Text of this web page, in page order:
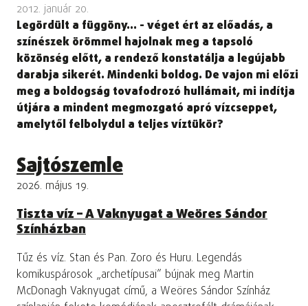
2012. január 20.
Legördült a függöny… - véget ért az előadás, a
színészek örömmel hajolnak meg a tapsoló
közönség előtt, a rendező konstatálja a legújabb
darabja sikerét. Mindenki boldog. De vajon mi előzi
meg a boldogság tovafodrozó hullámait, mi indítja
útjára a mindent megmozgató apró vízcseppet,
amelytől felbolydul a teljes víztükör?
Sajtószemle
2026. május 19.
Tiszta víz – A Vaknyugat a Weöres Sándor
Színházban
Tűz és víz. Stan és Pan. Zoro és Huru. Legendás
komikuspárosok „archetípusai” bújnak meg Martin
McDonagh Vaknyugat című, a Weöres Sándor Színház